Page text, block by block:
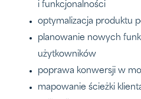
i funkcjonalności
optymalizacja produktu
planowanie nowych
użytkowników
poprawa konwersji w
mapowanie ścieżki